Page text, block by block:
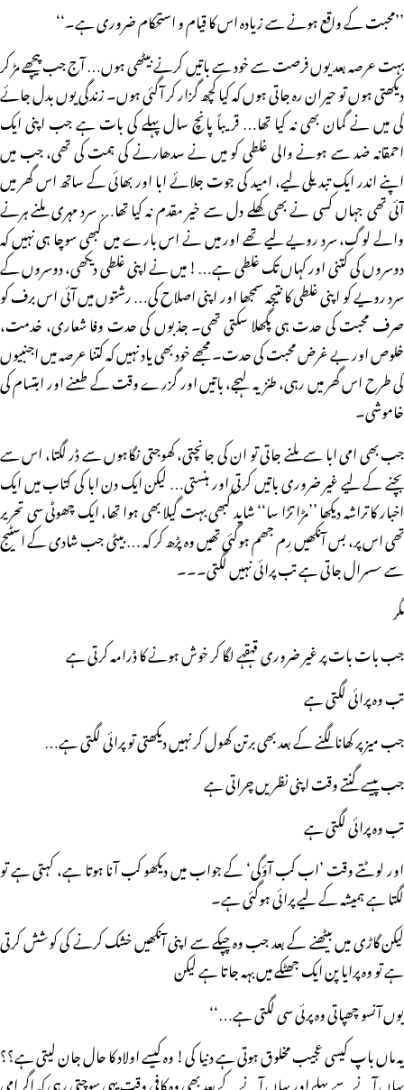
’’محبت کے واقع ہونے سے زیادہ اس کا قیام و استحکام ضروری ہے۔‘‘
بہت عرصہ بعد یوں فرصت سے خود سے باتیں کرنے بیٹھی ہوں… آج جب پیچھے مڑ کر
دیکھتی ہوں تو حیران رہ جاتی ہوں کہ کیا کچھ گزار کر آگئی ہوں۔ زندگی یوں بدل جائے
گی میں نے گمان بھی نہ کیا تھا… قریباً پانچ سال پہلے کی بات ہے جب اپنی ایک
احمقانہ ضد سے ہونے والی غلطی کو میں نے سدھارنے کی ہمت کی تھی، جب میں
اپنے اندر ایک تبدیلی لیے، امید کی جوت جلائے ابا اور بھائی کے ساتھ اس گھر میں
آئی تھی جہاں کسی نے بھی کھلے دل سے خیر مقدم نہ کیا تھا… سرد مہری ملنے ہرنے
والے لوگ، سرد رویے لیے تھے اور میں نے اس بارے میں کبھی سوچا ہی نہیں کہ
دوسروں کی کتنی اور کہاں تک غلطی ہے…! میں نے اپنی غلطی دیکھی، دوسروں کے
سرد رویے کو اپنی غلطی کا نتیجہ سمجھا اور اپنی اصلاح کی… رشتوں میں آئی اس برف کو
صرف محبت کی حدت ہی پگھلا سکتی تھی۔ جذبوں کی حدت وفا شعاری، خدمت،
خلوص اور بے غرض محبت کی حدت۔ مجھے خود بھی یاد نہیں کہ کتنا عرصہ میں اجنبیوں
کی طرح اس گھر میں رہی، طنزیہ لہجے، باتیں اور گزرے وقت کے طعنے اور ابتسام کی
خاموشی۔
جب بھی امی ابا سے ملنے جاتی تو ان کی جانچتی، کھوجتی نگاہوں سے ڈر لگتا، اس سے
بچنے کے لیے غیر ضروری باتیں کرتی اور ہنستی… لیکن ایک دن ابا کی کتاب میں ایک
اخبار کا تراشہ دیکھا ’’مڑا تڑا سا‘‘ شاید کبھی بہت گیلا بھی ہوا تھا، ایک چھوٹی سی تحریر
تھی اس پر، بس آنکھیں رِم جھم ہوگئی تھیں وہ پڑھ کر کہ … بیٹی جب شادی کے اسٹیج
سے سسرال جاتی ہے تب پرائی نہیں لگتی۔۔۔
مگر
جب بات بات پر غیر ضروری قہقہے لگا کر خوش ہونے کا ڈرامہ کرتی ہے
تب وہ پرائی لگتی ہے
جب میز پر کھانا لگنے کے بعد بھی برتن کھول کر نہیں دیکھتی تو پرائی لگتی ہے…
جب پیسے گنتے وقت اپنی نظریں چراتی ہے
تب وہ پرائی لگتی ہے
اور لوٹتے وقت ’اب کب آؤگی‘ کے جواب میں دیکھو کب آنا ہوتا ہے، کہتی ہے تو
لگتا ہے ہمیشہ کے لیے پرائی ہوگئی ہے۔
لیکن گاڑی میں بیٹھنے کے بعد جب وہ چپکے سے اپنی آنکھیں خشک کرنے کی کوشش کرتی
ہے تو وہ پرایا پن ایک جھٹکے میں بہہ جاتا ہے لیکن
یوں آنسو چھپاتی وہ پرئی سی لگتی ہے…‘‘
یہ ماں باپ کیسی عجیب مخلوق ہوتی ہے دنیا کی! وہ کیسے اولاد کا حال جان لیتی ہے؟؟
یہاں آنے سے پہلے اور یہاں آنے کے بعد بھی وہ کافی وقت یہی سوچتی رہی کہ اگر امی